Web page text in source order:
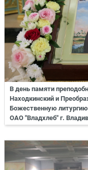
В день памяти
Находкинский и
Божественную
ОАО "Владхлеб" г.